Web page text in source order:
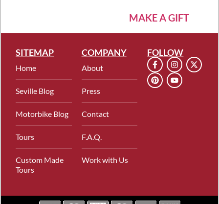
MAKE A GIFT
SITEMAP
Home
Seville Blog
Motorbike Blog
Tours
Custom Made
Tours
COMPANY
About
Press
Contact
F.A.Q.
Work with Us
FOLLOW